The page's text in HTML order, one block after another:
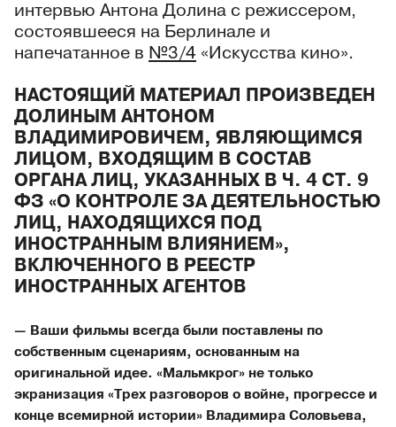
интервью Антона Долина с режиссером,
состоявшееся на Берлинале и
напечатанное в №3/4 «Искусства кино».
НАСТОЯЩИЙ МАТЕРИАЛ ПРОИЗВЕДЕН
ДОЛИНЫМ АНТОНОМ
ВЛАДИМИРОВИЧЕМ, ЯВЛЯЮЩИМСЯ
ЛИЦОМ, ВХОДЯЩИМ В СОСТАВ
ОРГАНА ЛИЦ, УКАЗАННЫХ В Ч. 4 СТ. 9
ФЗ «О КОНТРОЛЕ ЗА ДЕЯТЕЛЬНОСТЬЮ
ЛИЦ, НАХОДЯЩИХСЯ ПОД
ИНОСТРАННЫМ ВЛИЯНИЕМ»,
ВКЛЮЧЕННОГО В РЕЕСТР
ИНОСТРАННЫХ АГЕНТОВ
— Ваши фильмы всегда были поставлены по
собственным сценариям, основанным на
оригинальной идее. «Мальмкрог» не только
экранизация «Трех разговоров о войне, прогрессе и
конце всемирной истории» Владимира Соловьева,